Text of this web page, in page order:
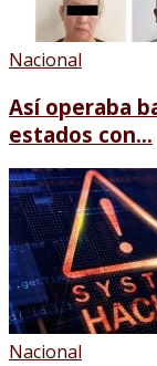
Nacional
Así operaba
estados con...
Nacional